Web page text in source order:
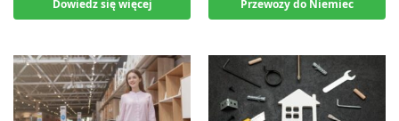
Dowiedz się więcej Przewozy do Niemiec